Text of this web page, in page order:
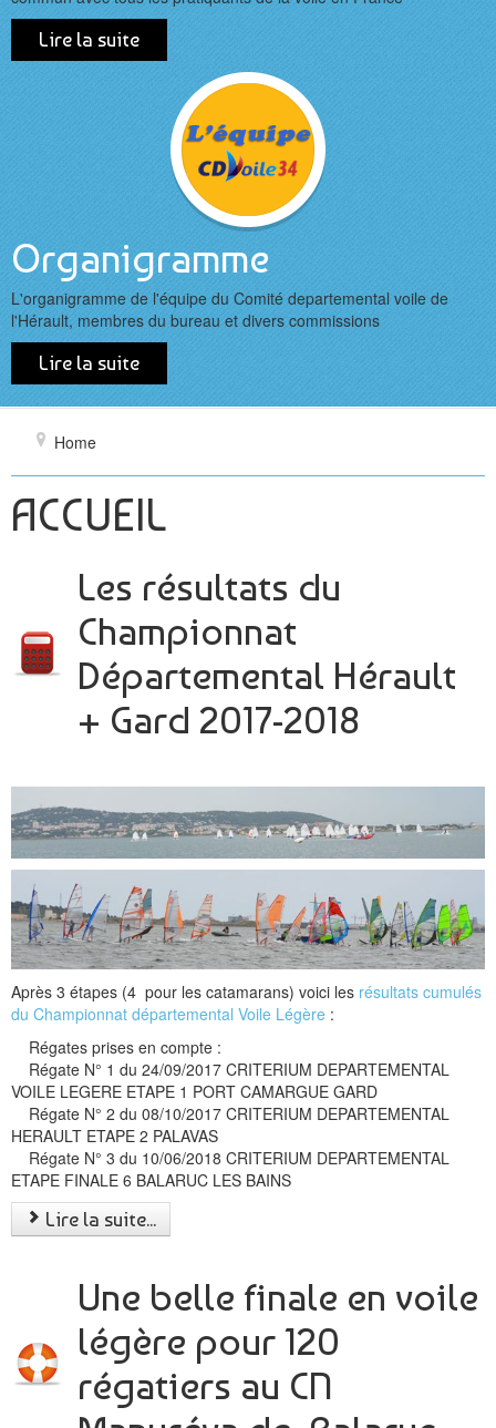
Photos régate Salagou 2017
Photos régate Port Camargue Sept 2017
Photos régate Palavas Oct 2017
Stages
Se licencier
HABITABLES
AVIS DE COURSES
OCCITANIA CUP !
Réglement
Calendrier
Résultats
Son Histoire
Les Clubs Habitables
LIENS DIVERS
Hérault Sport
CREPS
FFV
Ligue Occitanie Voile
FFV handivoile
CONTACT
Lire la suite
Organigramme
L'organigramme de l'équipe du Comité departemental voile de
l'Hérault, membres du bureau et divers commissions
Lire la suite
Home
ACCUEIL
Les résultats du
Championnat
Départemental Hérault
+ Gard 2017-2018
Après 3 étapes (4 pour les catamarans) voici lesrésultats cumulés
du Championnat départemental Voile Légère:
Régates prises en compte :
Régate N° 1 du 24/09/2017 CRITERIUM DEPARTEMENTAL
VOILE LEGERE ETAPE 1 PORT CAMARGUE GARD
Régate N° 2 du 08/10/2017 CRITERIUM DEPARTEMENTAL
HERAULT ETAPE 2 PALAVAS
Régate N° 3 du 10/06/2018 CRITERIUM DEPARTEMENTAL
ETAPE FINALE 6 BALARUC LES BAINS
Lire la suite...
Une belle finale en voile
légère pour 120
régatiers au CN